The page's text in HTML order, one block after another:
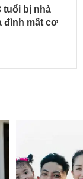
tuổi bị nhà
đình mất cơ